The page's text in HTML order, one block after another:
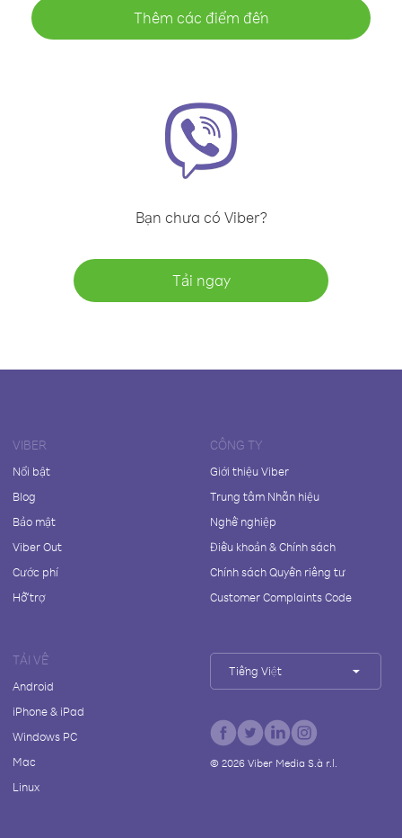
Thêm các điểm đến
Bạn chưa có Viber?
Tải ngay
VIBER
Nổi bật
Blog
Bảo mật
Viber Out
Cước phí
Hỗ trợ
CÔNG TY
Giới thiệu Viber
Trung tâm Nhãn hiệu
Nghề nghiệp
Điều khoản & Chính sách
Chính sách Quyền riêng tư
Customer Complaints Code
TẢI VỀ
Android
iPhone & iPad
Windows PC
Mac
Linux
Tiếng Việt
© 2026Viber Media S.à r.l.